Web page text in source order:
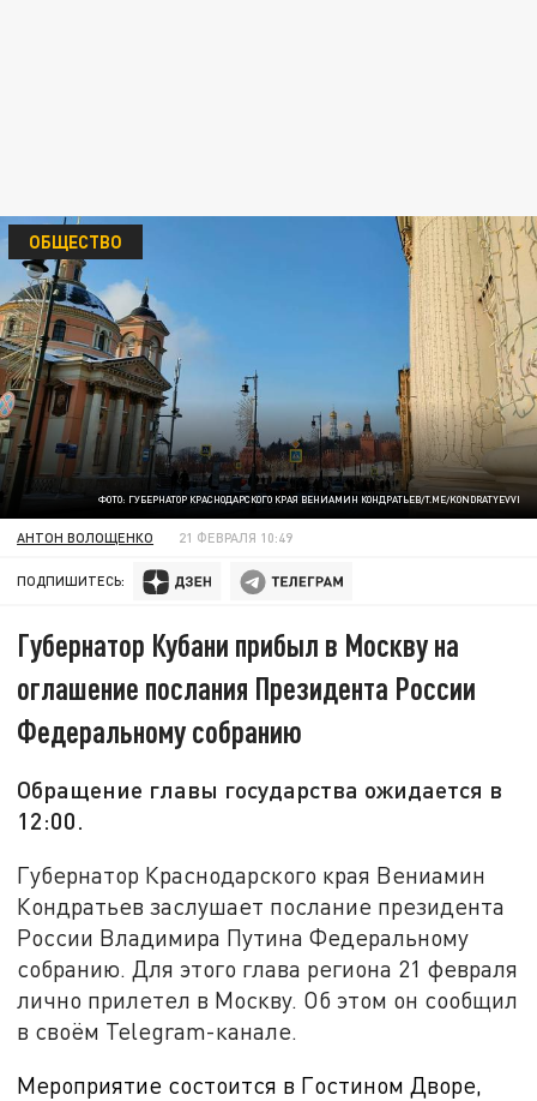
ФОТО: ГУБЕРНАТОР КРАСНОДАРСКОГО КРАЯ ВЕНИАМИН КОНДРАТЬЕВ/T.ME/KONDRATYEVVI
ОБЩЕСТВО
АНТОН ВОЛОЩЕНКО 21 ФЕВРАЛЯ 10:49
ПОДПИШИТЕСЬ:
Губернатор Кубани прибыл в Москву на
оглашение послания Президента России
Федеральному собранию
Обращение главы государства ожидается в
12:00.
Губернатор Краснодарского края Вениамин
Кондратьев заслушает послание президента
России Владимира Путина Федеральному
собранию. Для этого глава региона 21 февраля
лично прилетел в Москву. Об этом он сообщил
в своём Telegram-канале.
Мероприятие состоится в Гостином Дворе,